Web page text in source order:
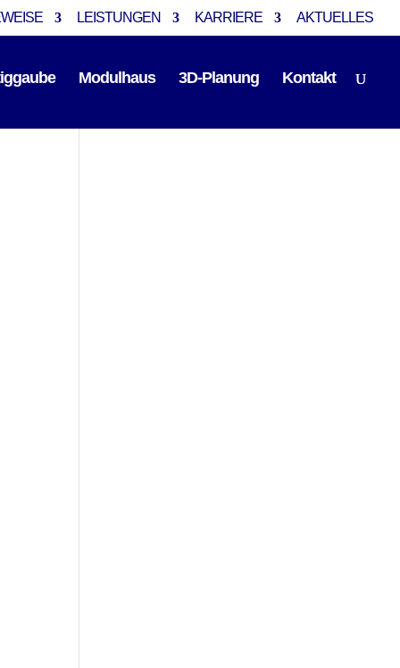
LEISTUNGEN KARRIERE AKTUELLES
Modulhaus 3D-Planung Kontakt